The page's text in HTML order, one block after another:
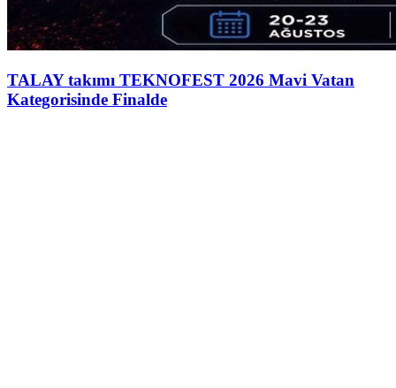
TALAY takımı TEKNOFEST 2026 Mavi Vatan
Kategorisinde Finalde